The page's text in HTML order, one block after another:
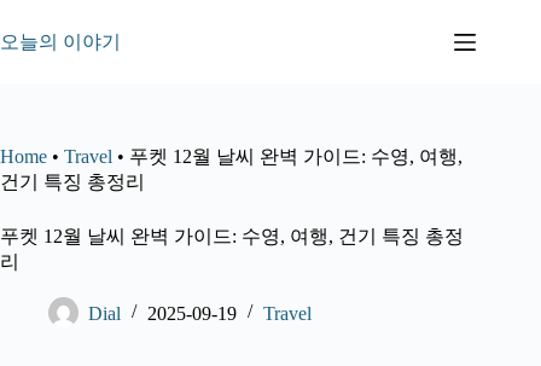
문
뛰
기
오늘의 이야기
Home • Travel • 푸켓 12월 날씨 완벽 가이드: 수영, 여행,
건기 특징 총정리
푸켓 12월 날씨 완벽 가이드: 수영, 여행, 건기 특징 총정
리
Dial 2025-09-19 Travel